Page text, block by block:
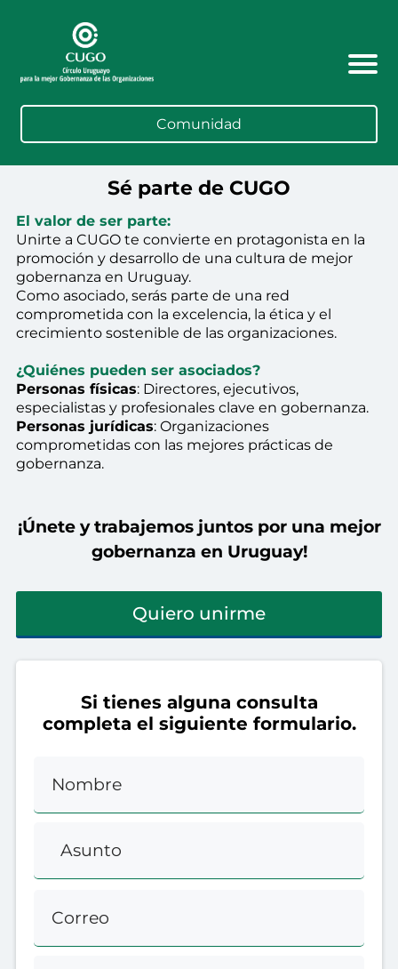
Comunidad
Sé parte de CUGO
El valor de ser parte:
Unirte a CUGO te convierte en protagonista en la
promoción y desarrollo de una cultura de mejor
gobernanza en Uruguay.
Como asociado, serás parte de una red
comprometida con la excelencia, la ética y el
crecimiento sostenible de las organizaciones.
¿Quiénes pueden ser asociados?
Personas físicas: Directores, ejecutivos,
especialistas y profesionales clave en gobernanza.
Personas jurídicas: Organizaciones
comprometidas con las mejores prácticas de
gobernanza.
¡Únete y trabajemos juntos por una mejor
gobernanza en Uruguay!
Quiero unirme
Si tienes alguna consulta
completa el siguiente formulario.